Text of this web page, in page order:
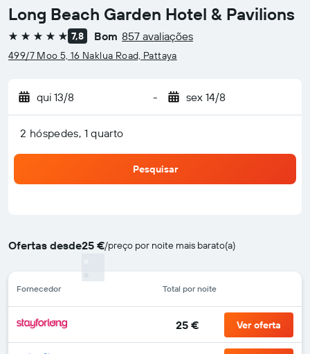
Long Beach Garden Hotel & Pavilions
5 estrelas 7,8 Bom 857 avaliações
499/7 Moo 5, 16 Naklua Road, Pattaya
qui 13/8 - sex 14/8
2 hóspedes, 1 quarto
Pesquisar
Ofertas desde25 €/preço por noite mais barato(a)
Fornecedor Total por noite
25 € Ver oferta